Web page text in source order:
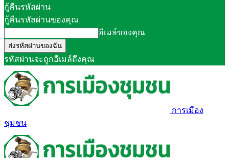
กู้คืนรหัสผ่าน
กู้คืนรหัสผ่านของคุณ
อีเมล์ของคุณ
รหัสผ่านจะถูกอีเมล์ถึงคุณ
การเมือง
ชุมชน